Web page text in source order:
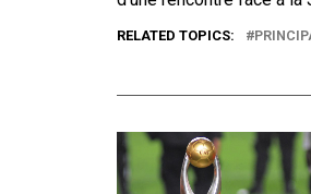
RELATED TOPICS: